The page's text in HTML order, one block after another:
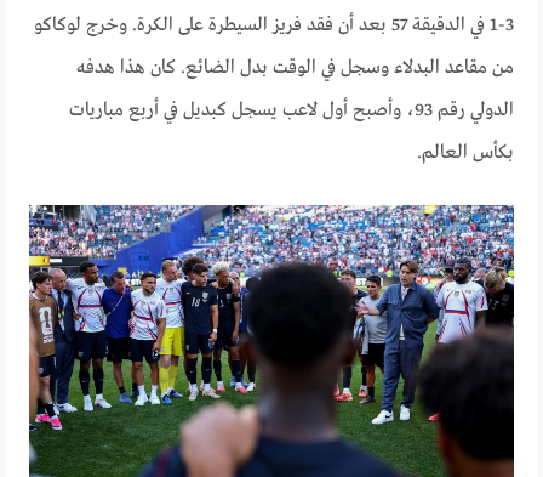
3-1 في الدقيقة 57 بعد أن فقد فريز السيطرة على الكرة. وخرج لوكاكو
من مقاعد البدلاء وسجل في الوقت بدل الضائع. كان هذا هدفه
الدولي رقم 93، وأصبح أول لاعب يسجل كبديل في أربع مباريات
بكأس العالم.